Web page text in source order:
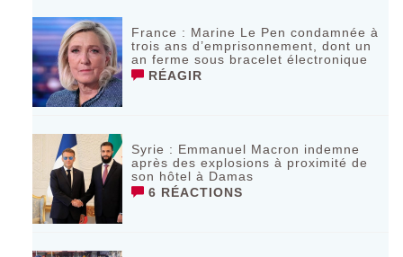
France : Marine Le Pen condamnée à
trois ans d’emprisonnement, dont un
an ferme sous bracelet électronique
RÉAGIR
Syrie : Emmanuel Macron indemne
après des explosions à proximité de
son hôtel à Damas
6 RÉACTIONS